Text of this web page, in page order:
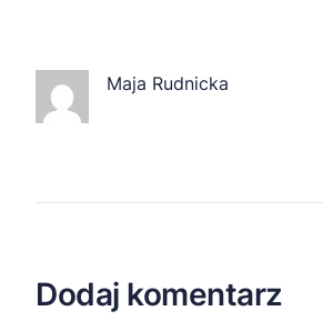
Maja Rudnicka
Dodaj komentarz